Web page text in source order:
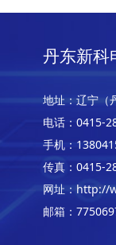
丹东新科
地址：辽宁（
电话：0415-
手机：
传真：0415-
网址：http://
邮箱：